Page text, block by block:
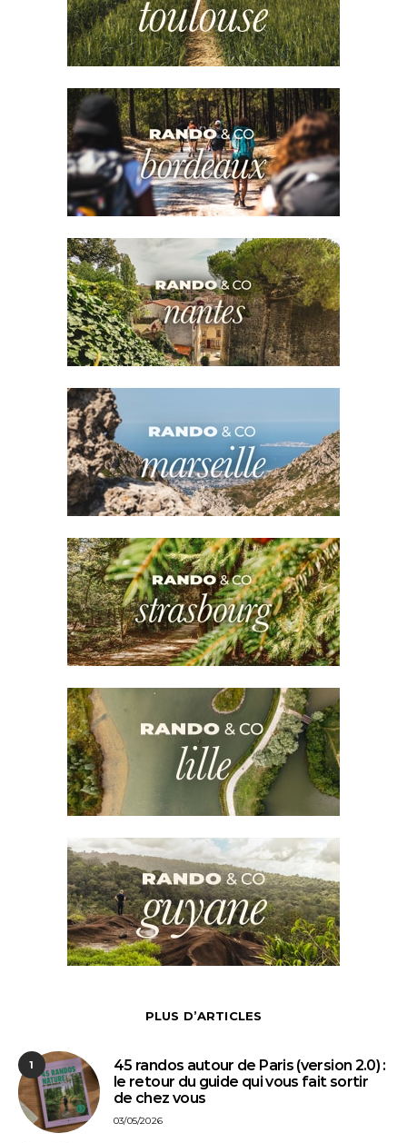
PLUS D’ARTICLES
1
45 randos autour de Paris (version 2.0) :
le retour du guide qui vous fait sortir
de chez vous
03/05/2026